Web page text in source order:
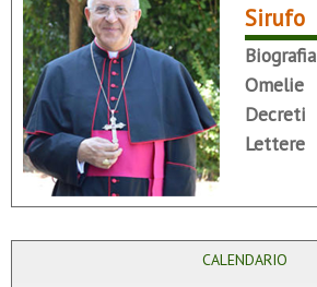
Sirufo
Biografia
Omelie
Decreti
Lettere
CALENDARIO